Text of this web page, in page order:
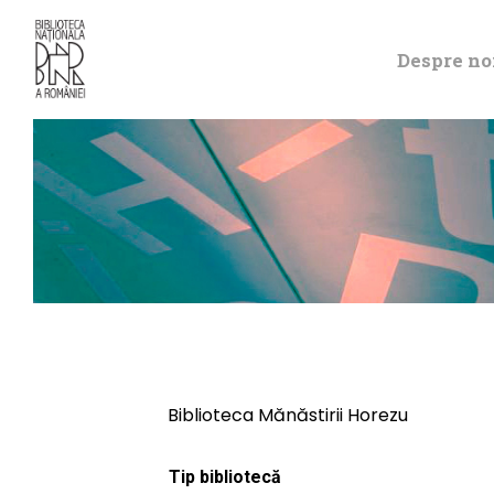
Despre
Biblioteca Mănăstirii Horezu
Tip bibliotecă